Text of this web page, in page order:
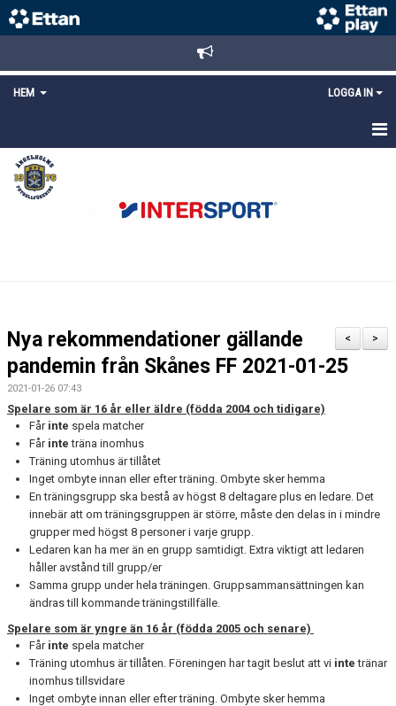
HEM LOGGA IN
STARTSIDA
NYHETER
LÄNKAR
MEDLEMS OCH TRÄNINGSAVGIFTER
>
<
Nya rekommendationer gällande
pandemin från Skånes FF 2021-01-25
2021-01-26 07:43
Spelare som är 16 år eller äldre (födda 2004 och tidigare)
Får inte spela matcher
Får inte träna inomhus
Träning utomhus är tillåtet
Inget ombyte innan eller efter träning. Ombyte sker hemma
En träningsgrupp ska bestå av högst 8 deltagare plus en ledare. Det
innebär att om träningsgruppen är större, måste den delas in i mindre
grupper med högst 8 personer i varje grupp.
Ledaren kan ha mer än en grupp samtidigt. Extra viktigt att ledaren
håller avstånd till grupp/er
Samma grupp under hela träningen. Gruppsammansättningen kan
ändras till kommande träningstillfälle.
Spelare som är yngre än 16 år (födda 2005 och senare)
Fårinte spela matcher
Träning utomhus är tillåten. Föreningen har tagit beslut att vi inte tränar
inomhus tillsvidare
Inget ombyte innan eller efter träning. Ombyte sker hemma